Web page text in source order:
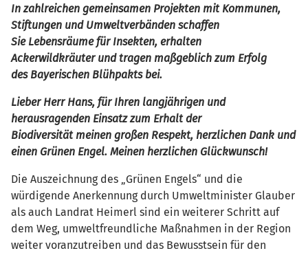
In zahlreichen gemeinsamen Projekten mit Kommunen,
Stiftungen und Umweltverbänden schaffen
Sie Lebensräume für Insekten, erhalten
Ackerwildkräuter und tragen maßgeblich zum Erfolg
des Bayerischen Blühpakts bei.
Lieber Herr Hans, für Ihren langjährigen und
herausragenden Einsatz zum Erhalt der
Biodiversität meinen großen Respekt, herzlichen Dank und
einen Grünen Engel. Meinen herzlichen Glückwunsch!
Die Auszeichnung des „Grünen Engels“ und die
würdigende Anerkennung durch Umweltminister Glauber
als auch Landrat Heimerl sind ein weiterer Schritt auf
dem Weg, umweltfreundliche Maßnahmen in der Region
weiter voranzutreiben und das Bewusstsein für den